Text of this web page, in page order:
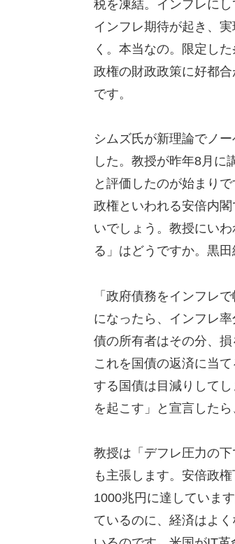
税を凍結。インフレに
インフレ期待が起き、
く。本当なの。限定し
政権の財政政策に好都
です。
シムズ氏が新理論でノ
した。教授が昨年8月に
と評価したのが始まり
政権といわれる安倍内
いでしょう。教授にい
る」はどうですか。黒
「政府債務をインフレ
になったら、インフレ
債の所有者はその分、
これを国債の返済に当
する国債は目減りして
を起こす」と宣言した
教授は「デフレ圧力の
も主張します。安倍政
1000兆円に達していま
ているのに、経済はよ